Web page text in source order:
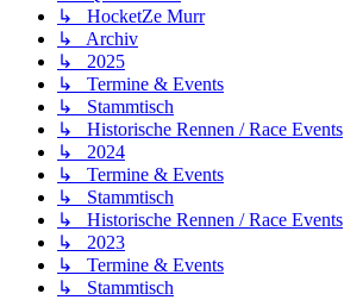
↳ HocketZe Murr
↳ Archiv
↳ 2025
↳ Termine & Events
↳ Stammtisch
↳ Historische Rennen / Race Events
↳ 2024
↳ Termine & Events
↳ Stammtisch
↳ Historische Rennen / Race Events
↳ 2023
↳ Termine & Events
↳ Stammtisch